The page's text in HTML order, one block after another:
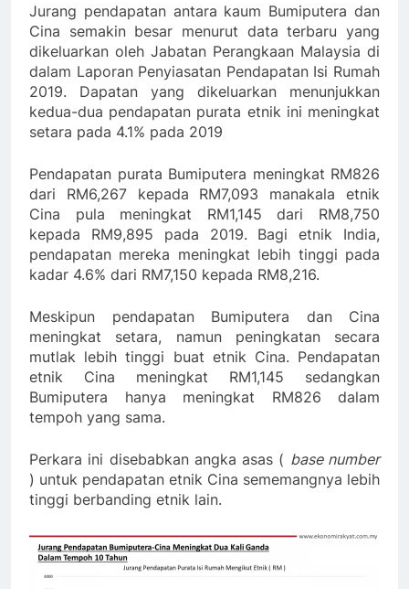
Jurang pendapatan antara kaum Bumiputera dan
Cina semakin besar menurut data terbaru yang
dikeluarkan oleh Jabatan Perangkaan Malaysia di
dalam Laporan Penyiasatan Pendapatan Isi Rumah
2019. Dapatan yang dikeluarkan menunjukkan
kedua-dua pendapatan purata etnik ini meningkat
setara pada 4.1% pada 2019
Pendapatan purata Bumiputera meningkat RM826
dari RM6,267 kepada RM7,093 manakala etnik
Cina pula meningkat RM1,145 dari RM8,750
kepada RM9,895 pada 2019. Bagi etnik India,
pendapatan mereka meningkat lebih tinggi pada
kadar 4.6% dari RM7,150 kepada RM8,216.
Meskipun pendapatan Bumiputera dan Cina
meningkat setara, namun peningkatan secara
mutlak lebih tinggi buat etnik Cina. Pendapatan
etnik Cina meningkat RM1,145 sedangkan
Bumiputera hanya meningkat RM826 dalam
tempoh yang sama.
Perkara ini disebabkan angka asas ( base number
) untuk pendapatan etnik Cina sememangnya lebih
tinggi berbanding etnik lain.